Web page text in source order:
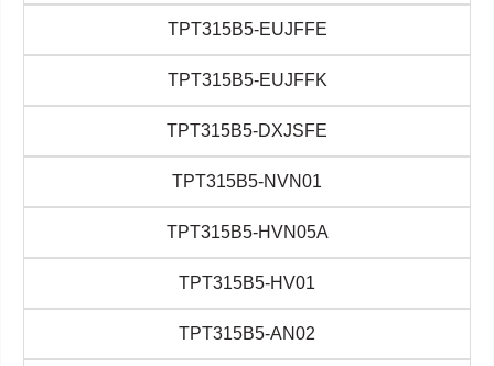
TPT315B5-EUJFFE
TPT315B5-EUJFFK
TPT315B5-DXJSFE
TPT315B5-NVN01
TPT315B5-HVN05A
TPT315B5-HV01
TPT315B5-AN02